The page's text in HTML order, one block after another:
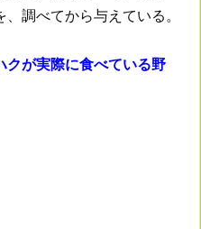
調べてから与えている。
クが実際に食べている野